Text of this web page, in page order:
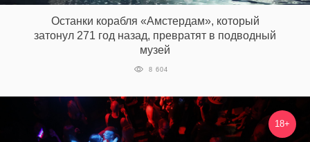
Останки корабля «Амстердам», который
затонул 271 год назад, превратят в подводный
музей
8 604
18+